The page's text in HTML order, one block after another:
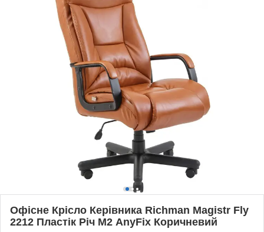
Офісне Крісло Керівника Richman Magistr Fly
2212 Пластік Річ М2 AnyFix Коричневий